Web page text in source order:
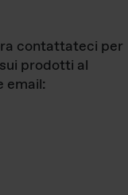
contattateci per
prodotti al
email: